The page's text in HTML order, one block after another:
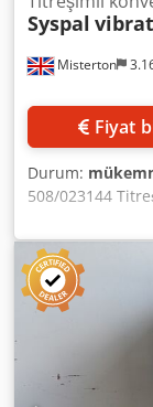
Misterton
Syspal
Fiyat
Durum:
508/023144
Seri: K80201-1
1500mm x
1P508h